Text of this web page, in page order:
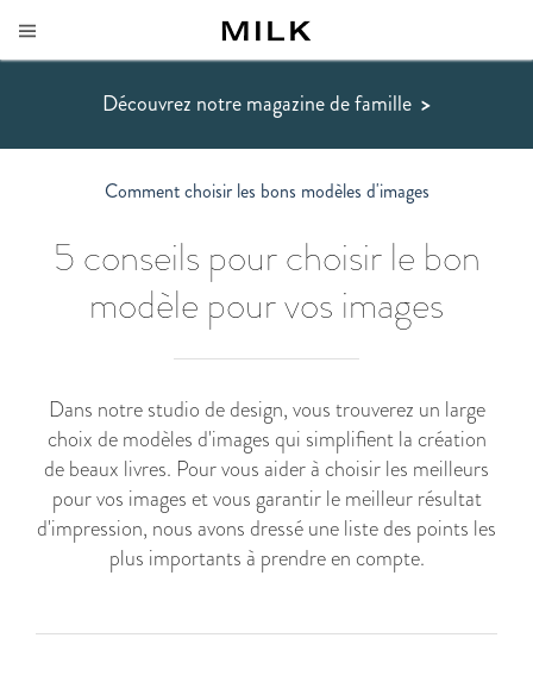
Découvrez notre magazine de famille >
Comment choisir les bons modèles d'images
5 conseils pour choisir le bon
modèle pour vos images
Dans notre studio de design, vous trouverez un large
choix de modèles d'images qui simplifient la création
de beaux livres. Pour vous aider à choisir les meilleurs
pour vos images et vous garantir le meilleur résultat
d'impression, nous avons dressé une liste des points les
plus importants à prendre en compte.